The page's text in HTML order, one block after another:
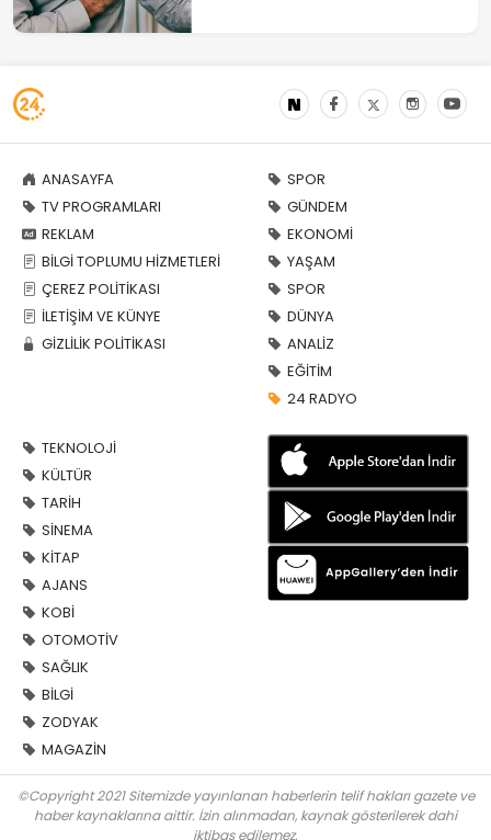
ANASAYFA
TV PROGRAMLARI
REKLAM
BİLGİ TOPLUMU HİZMETLERİ
ÇEREZ POLİTİKASI
İLETİŞİM VE KÜNYE
GİZLİLİK POLİTİKASI
SPOR
GÜNDEM
EKONOMİ
YAŞAM
SPOR
DÜNYA
ANALİZ
EĞİTİM
24 RADYO
TEKNOLOJİ
KÜLTÜR
TARİH
SİNEMA
KİTAP
AJANS
KOBİ
OTOMOTİV
SAĞLIK
BİLGİ
ZODYAK
MAGAZİN
©Copyright 2021 Sitemizde yayınlanan haberlerin telif hakları gazete ve
haber kaynaklarına aittir. İzin alınmadan, kaynak gösterilerek dahi
iktibas edilemez.